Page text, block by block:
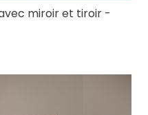
miroir et tiroir -